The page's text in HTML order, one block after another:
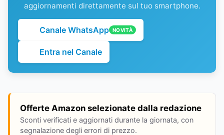
aggiornamenti direttamente sul tuo smartphone.
Canale WhatsApp NOVITÀ
Entra nel Canale
Offerte Amazon selezionate dalla redazione
Sconti verificati e aggiornati durante la giornata, con
segnalazione degli errori di prezzo.